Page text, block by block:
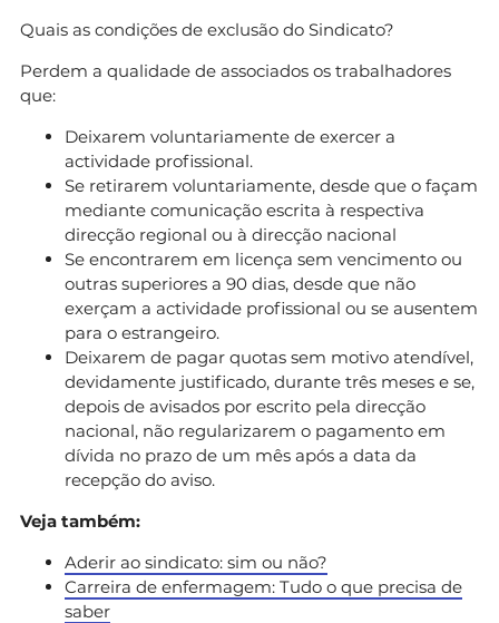
Quais as condições de exclusão do Sindicato?
Perdem a qualidade de associados os trabalhadores
que:
Deixarem voluntariamente de exercer a
actividade profissional.
Se retirarem voluntariamente, desde que o façam
mediante comunicação escrita à respectiva
direcção regional ou à direcção nacional
Se encontrarem em licença sem vencimento ou
outras superiores a 90 dias, desde que não
exerçam a actividade profissional ou se ausentem
para o estrangeiro.
Deixarem de pagar quotas sem motivo atendível,
devidamente justificado, durante três meses e se,
depois de avisados por escrito pela direcção
nacional, não regularizarem o pagamento em
dívida no prazo de um mês após a data da
recepção do aviso.
Veja também:
Aderir ao sindicato: sim ou não?
Carreira de enfermagem: Tudo o que precisa de
saber